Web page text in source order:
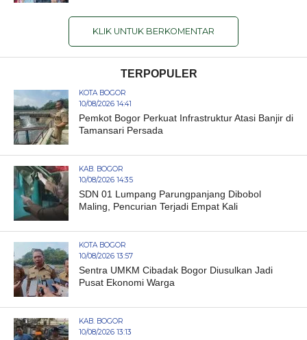
KLIK UNTUK BERKOMENTAR
TERPOPULER
KOTA BOGOR
10/08/2026 14:41
Pemkot Bogor Perkuat Infrastruktur Atasi Banjir di
Tamansari Persada
KAB. BOGOR
10/08/2026 14:35
SDN 01 Lumpang Parungpanjang Dibobol
Maling, Pencurian Terjadi Empat Kali
KOTA BOGOR
10/08/2026 13:57
Sentra UMKM Cibadak Bogor Diusulkan Jadi
Pusat Ekonomi Warga
KAB. BOGOR
10/08/2026 13:13